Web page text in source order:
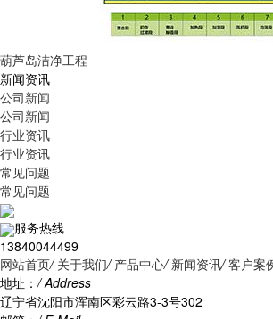
葫芦岛洁净工程
新闻资讯
公司新闻
公司新闻
行业资讯
行业资讯
常见问题
常见问题
服务热线
13840044499
网站首页/ 关于我们/ 产品中心/ 新闻资讯/ 客户案
地址：/ Address
辽宁省沈阳市浑南区彩云路3-3号302